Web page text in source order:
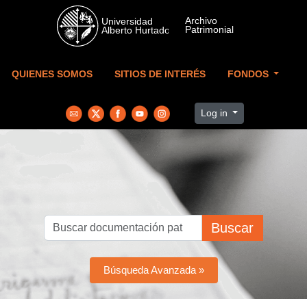
Skip to main content
QUIENES SOMOS SITIOS DE INTERÉS FONDOS
Log in
Buscar
Búsqueda Avanzada »